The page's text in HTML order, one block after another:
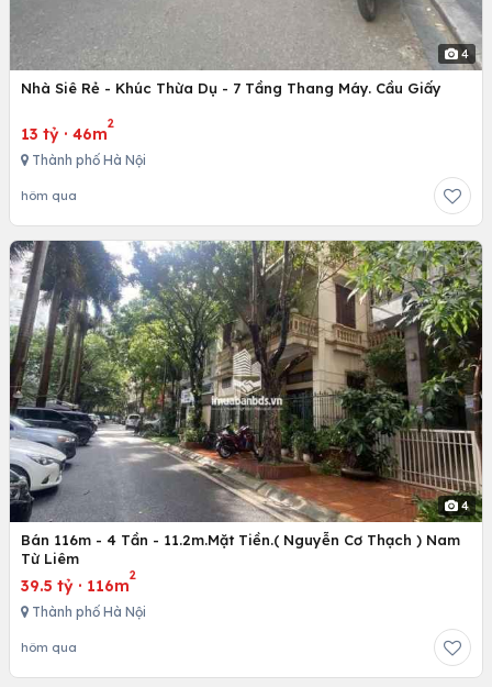
4
Nhà Siê Rẻ - Khúc Thừa Dụ - 7 Tầng Thang Máy. Cầu Giấy
13 tỷ · 46m
2
Thành phố Hà Nội
hôm qua
4
Bán 116m - 4 Tần - 11.2m.Mặt Tiền.( Nguyễn Cơ Thạch ) Nam
Từ Liêm
39.5 tỷ · 116m
2
Thành phố Hà Nội
hôm qua